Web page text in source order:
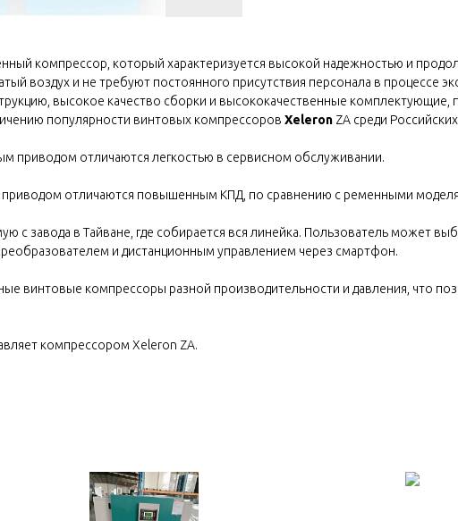
компрессор, который характеризуется высокой надежностью и
воздух и не требуют постоянного присутствия персонала в процессе
высокое качество сборки и высококачественные комплектующие,
популярности винтовых компрессоров Xeleron ZA среди
приводом отличаются легкостью в сервисном обслуживании.
отличаются повышенным КПД, по сравнению с ременными
с завода в Тайване, где собирается вся линейка. Пользователь может
и дистанционным управлением через смартфон.
винтовые компрессоры разной производительности и давления, что
компрессором Xeleron ZA.